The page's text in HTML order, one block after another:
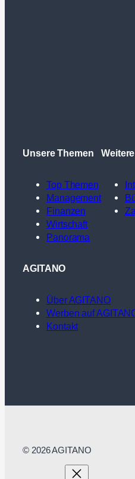
Unsere Themen
Top Themen
Management
Finanzen
Wirtschaft
Panorama
AGITANO
Über AGITANO
Werben auf
Kontakt
© 2026 AGITANO